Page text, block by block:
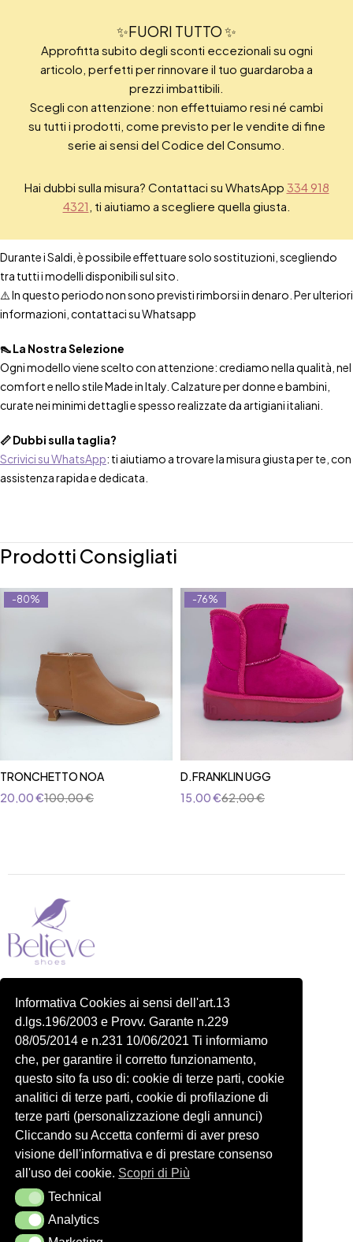
Informativa Cookies ai sensi dell'art.13
d.lgs.196/2003 e Provv. Garante n.229
08/05/2014 e n.231 10/06/2021 Ti informiamo
che, per garantire il corretto funzionamento,
questo sito fa uso di: cookie di terze parti, cookie
analitici di terze parti, cookie di profilazione di
terze parti (personalizzazione degli annunci)
Cliccando su Accetta confermi di aver preso
visione dell'informativa e di prestare consenso
all'uso dei cookie. Scopri di Più
Technical
Technical
Analytics
Analytics
✨FUORI TUTTO ✨
Approfitta subito degli sconti eccezionali su ogni
articolo, perfetti per rinnovare il tuo guardaroba a
prezzi imbattibili.
Scegli con attenzione: non effettuiamo resi né cambi
su tutti i prodotti, come previsto per le vendite di fine
serie ai sensi del Codice del Consumo.
Hai dubbi sulla misura? Contattaci su WhatsApp 334 918
4321 , ti aiutiamo a scegliere quella giusta.
Durante i Saldi, è possibile effettuare solo sostituzioni, scegliendo
tra tutti i modelli disponibili sul sito.
⚠️ In questo periodo non sono previsti rimborsi in denaro. Per ulteriori
informazioni, contattaci su Whatsapp
👠 La Nostra Selezione
Ogni modello viene scelto con attenzione: crediamo nella qualità, nel
comfort e nello stile Made in Italy. Calzature per donne e bambini,
curate nei minimi dettagli e spesso realizzate da artigiani italiani.
📏 Dubbi sulla taglia?
Scrivici su WhatsApp: ti aiutiamo a trovare la misura giusta per te, con
assistenza rapida e dedicata.
Prodotti Consigliati
-80%
TRONCHETTO NOA
100,00€
20,00€
-76%
D.FRANKLIN UGG
62,00€
15,00€
P.IVA 14822091006
N.REA: RM-1548401
C.SOCIALE: €10,00
334 918 4321
Shop
Donna
Bambini
Account
Carrello
Profilo
Ordini
Wishlist